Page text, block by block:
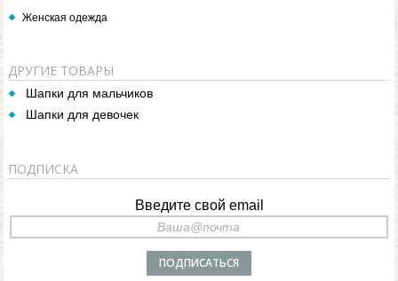
Женская одежда
ДРУГИЕ ТОВАРЫ
Шапки для мальчиков
Шапки для девочек
ПОДПИСКА
Введите свой email